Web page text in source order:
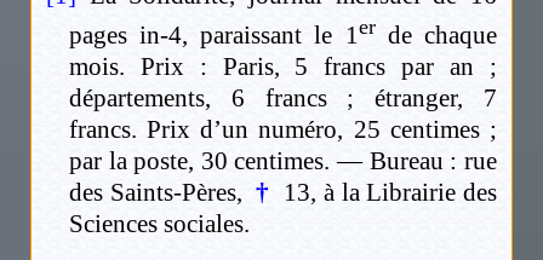
pages in-4, paraissant le 1erde chaque
mois. Prix : Paris, 5 francs par an ;
départements, 6 francs ; étranger, 7
francs. Prix d’un numéro, 25 centimes ;
par la poste, 30 centimes. — Bureau : rue
des Saints-Pères, † 13, à la Librairie des
Sciences sociales.